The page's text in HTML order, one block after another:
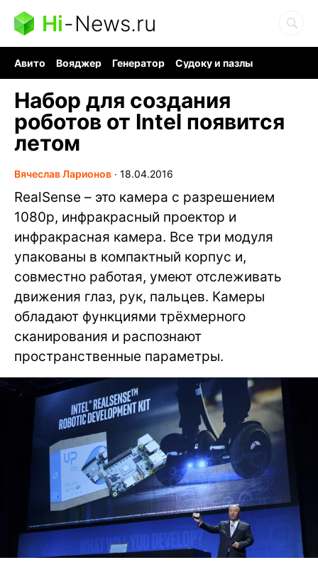
Hi-News.ru
Авито Вояджер Генератор
Судоку и пазлы
Набор для создания
роботов от Intel появится
летом
Вячеслав Ларионов ∙ 18.04.2016
RealSense – это камера с разрешением
1080р, инфракрасный проектор и
инфракрасная камера. Все три модуля
упакованы в компактный корпус и,
совместно работая, умеют отслеживать
движения глаз, рук, пальцев. Камеры
обладают функциями трёхмерного
сканирования и распознают
пространственные параметры.